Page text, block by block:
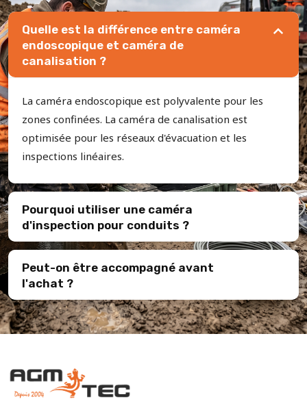
Quelle est la différence entre caméra
endoscopique et caméra de
canalisation ?
La caméra endoscopique est polyvalente pour les
zones confinées. La caméra de canalisation est
optimisée pour les réseaux d'évacuation et les
inspections linéaires.
Pourquoi utiliser une caméra
d'inspection pour conduits ?
Peut-on être accompagné avant
l'achat ?